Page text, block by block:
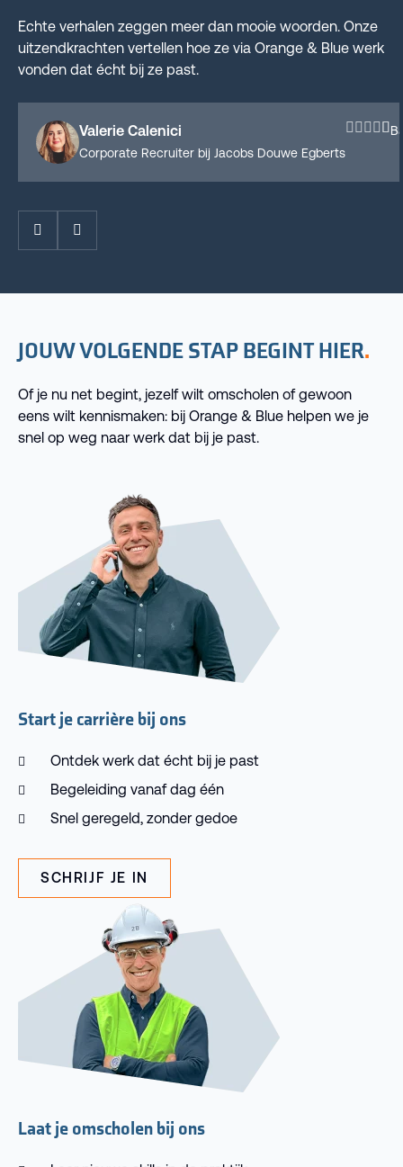
Echte verhalen zeggen meer dan mooie woorden. Onze
uitzendkrachten vertellen hoe ze via Orange & Blue werk
vonden dat écht bij ze past.
Valerie Calenici
Corporate Recruiter bij Jacobs Douwe Egberts
Prev
JOUW VOLGENDE STAP BEGINT HIER
Of je nu net begint, jezelf wilt omscholen of gewoon
eens wilt kennismaken: bij Orange & Blue helpen we je
snel op weg naar werk dat bij je past.
Start je carrière bij ons
Ontdek werk dat écht bij je past
Begeleiding vanaf dag één
Snel geregeld, zonder gedoe
SCHRIJF JE IN
Laat je omscholen bij ons